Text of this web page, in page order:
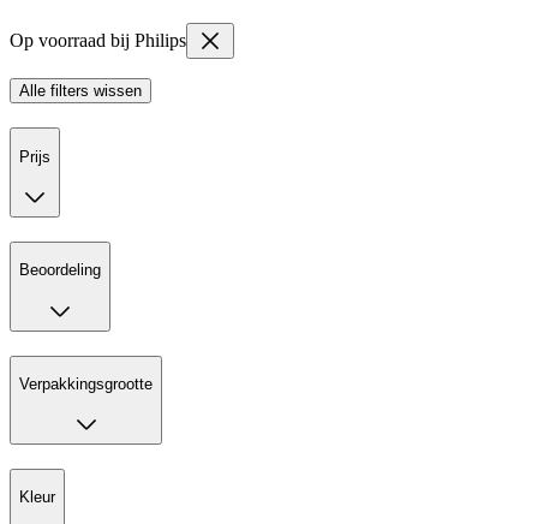
Op voorraad bij Philips
Alle filters wissen
Prijs
Beoordeling
Verpakkingsgrootte
Kleur